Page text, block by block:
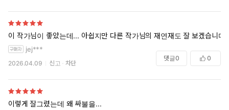
이 작가님이 좋았는데... 아쉽지만 다른 작가님의 재연재도 잘 보겠습니다
jej***
2026.04.09 신고 차단
댓글0 0
이렇게 잘그렸는데 왜 싸불을...